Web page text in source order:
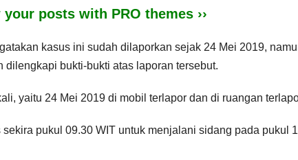
posts with PRO themes ››
kasus ini sudah dilaporkan sejak 24 Mei 2019,
bukti-bukti atas laporan tersebut.
yaitu 24 Mei 2019 di mobil terlapor dan di ruangan
pukul 09.30 WIT untuk menjalani sidang pada pukul